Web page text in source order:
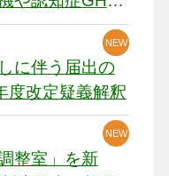
に伴う届出の
度改定疑義解釈
NEW
NEW
整室」を新
NEW